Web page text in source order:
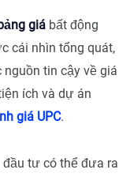
giá bất động
cái nhìn tổng quát,
tin cậy về giá
ích và dự án
giá UPC.
đầu tư có thể đưa ra